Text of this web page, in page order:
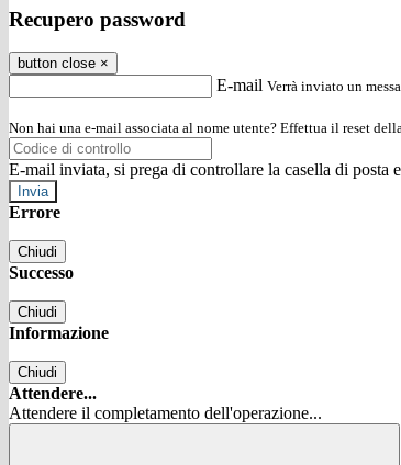
Recupero password
button close ×
E-mail Verrà inviato un
Non hai una e-mail associata al nome utente? Effettua il reset
E-mail inviata, si prega di controllare la casella di posta
Errore
Chiudi
Successo
Chiudi
Informazione
Chiudi
Attendere...
Attendere il completamento dell'operazione...